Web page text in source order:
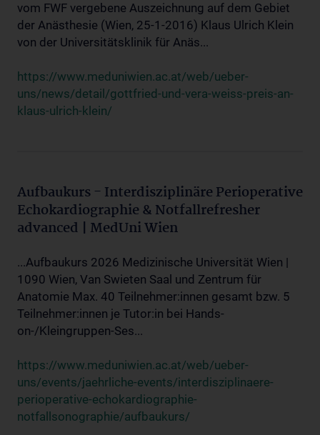
vom FWF vergebene Auszeichnung auf dem Gebiet
der Anästhesie (Wien, 25-1-2016) Klaus Ulrich Klein
von der Universitätsklinik für Anäs...
https://www.meduniwien.ac.at/web/ueber-
uns/news/detail/gottfried-und-vera-weiss-preis-an-
klaus-ulrich-klein/
Aufbaukurs - Interdisziplinäre Perioperative
Echokardiographie & Notfallrefresher
advanced | MedUni Wien
...Aufbaukurs 2026 Medizinische Universität Wien |
1090 Wien, Van Swieten Saal und Zentrum für
Anatomie Max. 40 Teilnehmer:innen gesamt bzw. 5
Teilnehmer:innen je Tutor:in bei Hands-
on-/Kleingruppen-Ses...
https://www.meduniwien.ac.at/web/ueber-
uns/events/jaehrliche-events/interdisziplinaere-
perioperative-echokardiographie-
notfallsonographie/aufbaukurs/